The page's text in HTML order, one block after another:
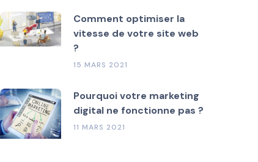
Comment optimiser la
vitesse de votre site web
?
15 MARS 2021
Pourquoi votre marketing
digital ne fonctionne pas ?
11 MARS 2021